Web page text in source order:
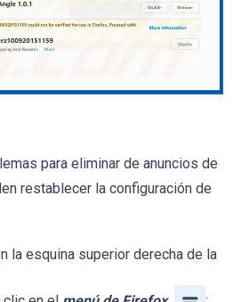
para eliminar de anuncios de
restablecer la configuración de
la esquina superior derecha de la